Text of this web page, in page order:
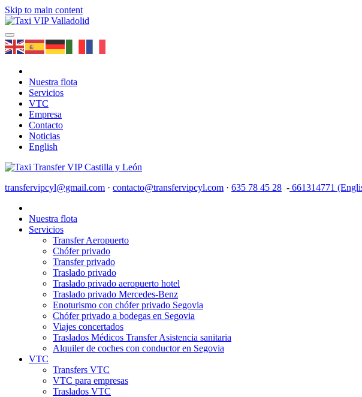
Skip to main content
Nuestra flota
Servicios
VTC
Empresa
Contacto
Noticias
English
transfervipcyl@gmail.com · contacto@transfervipcyl.com · 635 78 45 28 - 661314771
Nuestra flota
Servicios
Transfer Aeropuerto
Chófer privado
Transfer privado
Traslado privado
Traslado privado aeropuerto hotel
Traslado privado Mercedes-Benz
Enoturismo con chófer privado Segovia
Chófer privado a bodegas en Segovia
Viajes concertados
Traslados Médicos Transfer Asistencia sanitaria
Alquiler de coches con conductor en Segovia
VTC
Transfers VTC
VTC para empresas
Traslados VTC